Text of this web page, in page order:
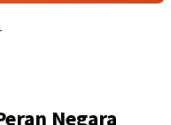
Negara